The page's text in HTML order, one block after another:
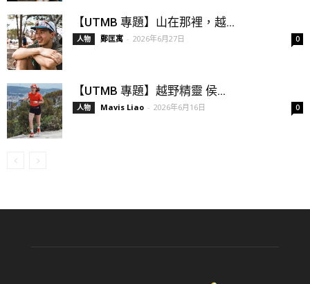
【UTMB 專題】山在那裡，越...
人物 鄭匡寓 - 2026年6月27日 0
【UTMB 專題】越野精靈 侯...
人物 Mavis Liao - 2026年6月16日 0